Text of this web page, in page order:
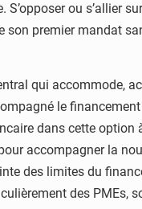
S’opposer ou s’allier
son premier mandat
qui accommode,
le
dans cette option
accompagner la
des limites du
des PMEs,